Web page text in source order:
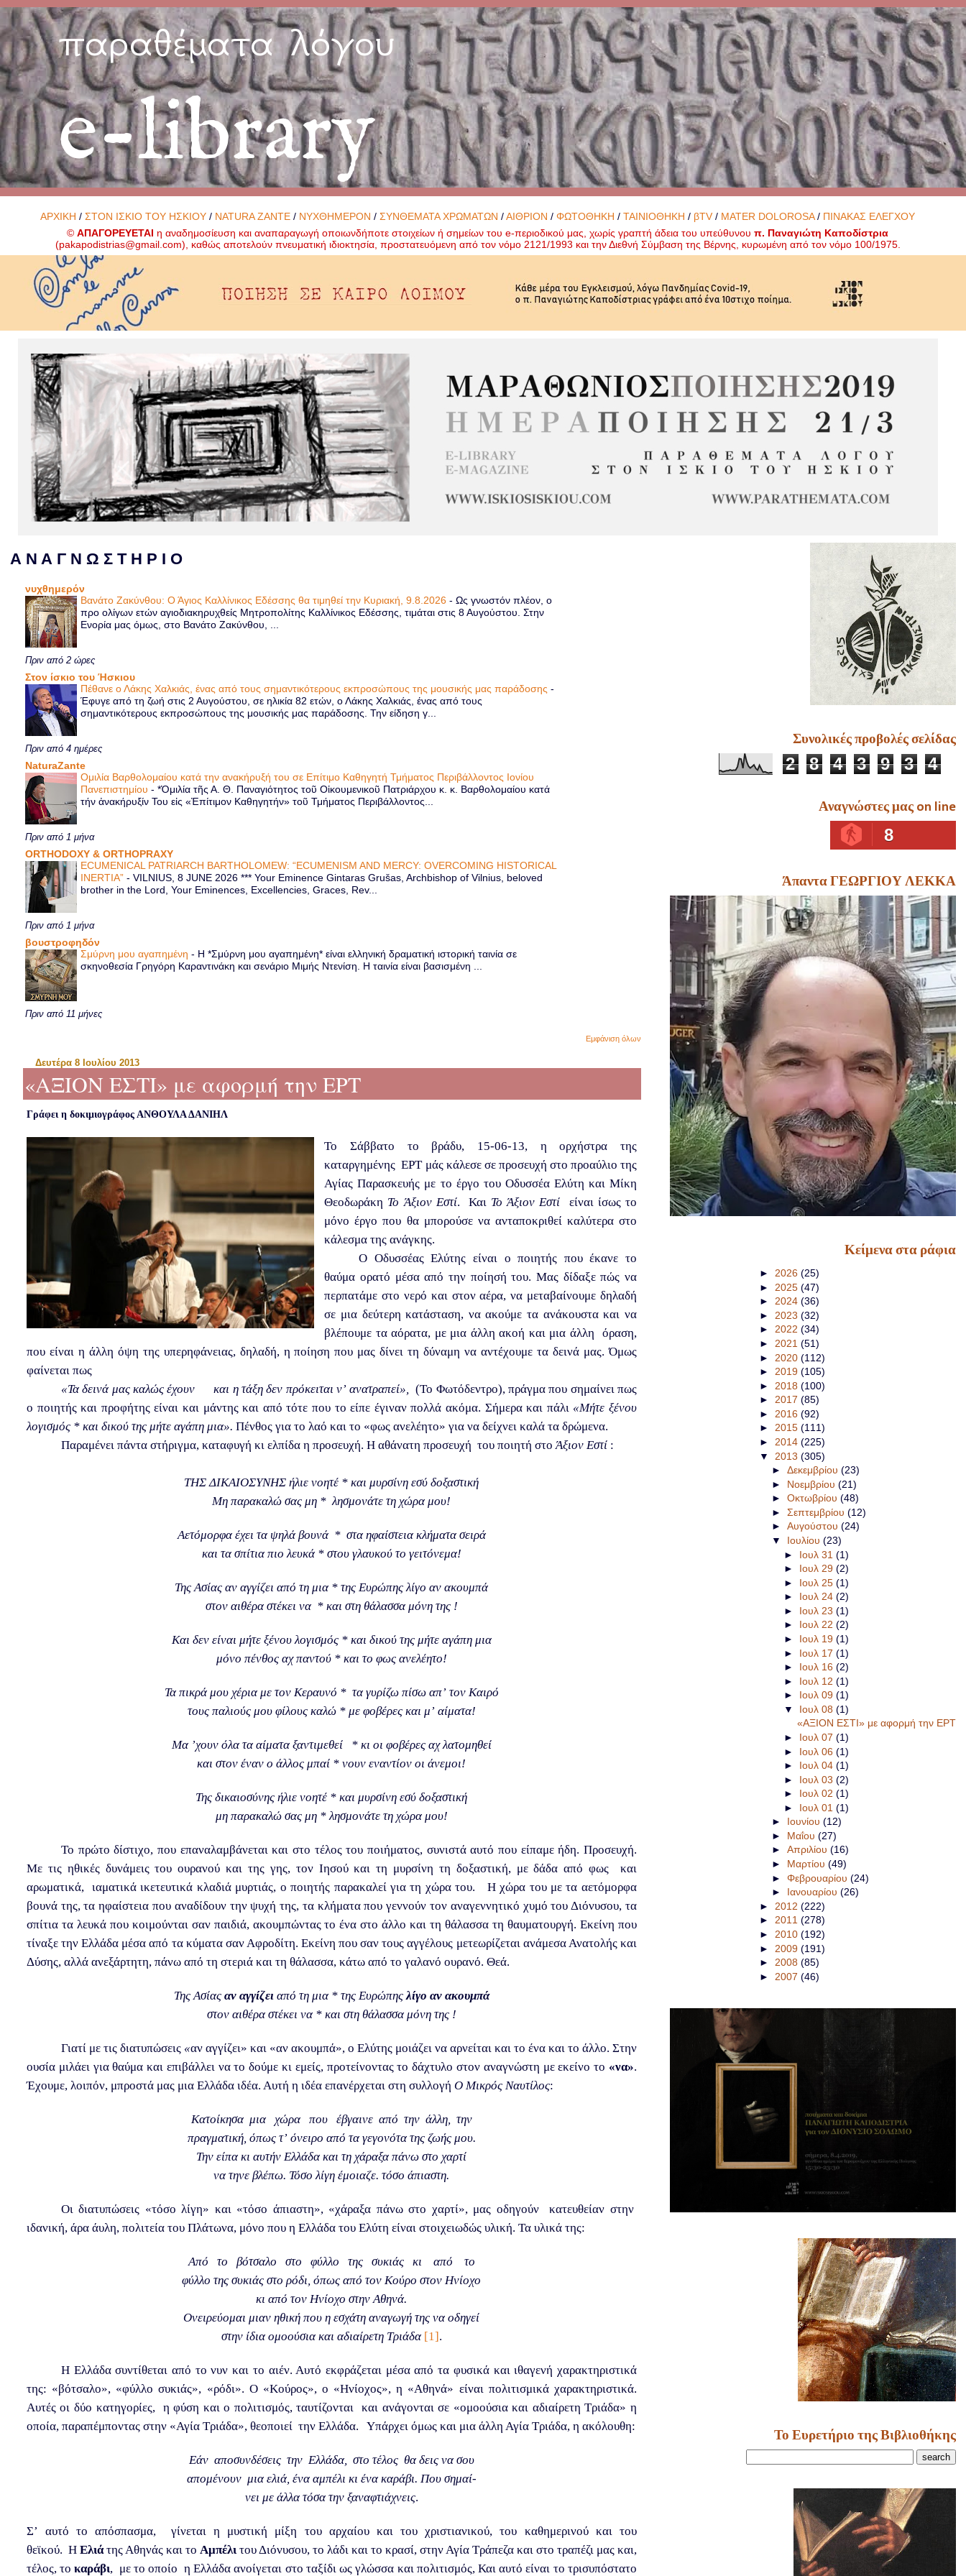
παραθέματα λόγου
e-library
ΑΡΧΙΚΗ /ΣΤΟΝ ΙΣΚΙΟ ΤΟΥ ΗΣΚΙΟΥ / NATURA ZANTE / ΝΥΧΘΗΜΕΡΟΝ /ΣΥΝΘΕΜΑΤΑ ΧΡΩΜΑΤΩΝ /ΑΙΘΡΙΟΝ /ΦΩΤΟΘΗΚΗ /ΤΑΙΝΙΟΘΗΚΗ / βTV / MATER DOLOROSA/ ΠΙΝΑΚΑΣ ΕΛΕΓΧΟΥ
©ΑΠΑΓΟΡΕΥΕΤΑΙ η αναδημοσίευση και αναπαραγωγή οποιωνδήποτε στοιχείων ή σημείων του e-περιοδικού μας, χωρίς γραπτή άδεια του υπεύθυνουπ. Παναγιώτη Καποδίστρια
(pakapodistrias@gmail.com), καθώς αποτελούν πνευματική ιδιοκτησία, προστατευόμενη από τον νόμο 2121/1993 και την Διεθνή Σύμβαση της Βέρνης, κυρωμένη από τον νόμο 100/1975.
Α Ν Α Γ Ν Ω Σ Τ Η Ρ Ι Ο
νυχθημερόν
Βανάτο Ζακύνθου: Ο Άγιος Καλλίνικος Εδέσσης θα τιμηθεί την Κυριακή, 9.8.2026-Ως γνωστόν πλέον, ο
προ ολίγων ετών αγιοδιακηρυχθείς Μητροπολίτης Καλλίνικος Εδέσσης, τιμάται στις 8 Αυγούστου. Στην
Ενορία μας όμως, στο Βανάτο Ζακύνθου, ...
Πριν από 2 ώρες
Στον ίσκιο του Ήσκιου
Πέθανε ο Λάκης Χαλκιάς, ένας από τους σημαντικότερους εκπροσώπους της μουσικής μας παράδοσης-
Έφυγε από τη ζωή στις 2 Αυγούστου, σε ηλικία 82 ετών, ο Λάκης Χαλκιάς, ένας από τους
σημαντικότερους εκπροσώπους της μουσικής μας παράδοσης. Την είδηση γ...
Πριν από 4 ημέρες
NaturaZante
Ομιλία Βαρθολομαίου κατά την ανακήρυξή του σε Επίτιμο Καθηγητή Τμήματος Περιβάλλοντος Ιονίου
Πανεπιστημίου-*Ὁμιλία τῆς Α. Θ. Παναγιότητος τοῦ Οἰκουμενικοῦ Πατριάρχου κ. κ. Βαρθολομαίου κατά
τήν ἀνακήρυξίν Του εἰς «Ἐπίτιμον Καθηγητήν» τοῦ Τμήματος Περιβάλλοντος...
Πριν από 1 μήνα
ORTHODOXY & ORTHOPRAXY
ECUMENICAL PATRIARCH BARTHOLOMEW: “ECUMENISM AND MERCY: OVERCOMING HISTORICAL
INERTIA”-VILNIUS, 8 JUNE 2026 *** Your Eminence Gintaras Grušas, Archbishop of Vilnius, beloved
brother in the Lord, Your Eminences, Excellencies, Graces, Rev...
Πριν από 1 μήνα
βουστροφηδόν
Σμύρνη μου αγαπημένη- Η *Σμύρνη μου αγαπημένη* είναι ελληνική δραματική ιστορική ταινία σε
σκηνοθεσία Γρηγόρη Καραντινάκη και σενάριο Μιμής Ντενίση. Η ταινία είναι βασισμένη ...
Πριν από 11 μήνες
Εμφάνιση όλων
Δευτέρα 8 Ιουλίου 2013
«ΑΞΙΟΝ ΕΣΤΙ» με αφορμή την ΕΡΤ
Γράφει η δοκιμιογράφος ΑΝΘΟΥΛΑ ΔΑΝΙΗΛ
Το Σάββατο το βράδυ, 15-06-13, η ορχήστρα της
καταργημένης ΕΡΤ μάς κάλεσε σε προσευχή στο προαύλιο της
Αγίας Παρασκευής με το έργο του Οδυσσέα Ελύτη και Μίκη
Θεοδωράκη Το Άξιον Εστί. Και Το Άξιον Εστί είναι ίσως το
μόνο έργο που θα μπορούσε να ανταποκριθεί καλύτερα στο
κάλεσμα της ανάγκης.
Ο Οδυσσέας Ελύτης είναι ο ποιητής που έκανε το
θαύμα ορατό μέσα από την ποίησή του. Μας δίδαξε πώς να
περπατάμε στο νερό και στον αέρα, να μεταβαίνουμε δηλαδή
σε μια δεύτερη κατάσταση, να ακούμε τα ανάκουστα και να
βλέπουμε τα αόρατα, με μια άλλη ακοή και μια άλλη όραση,
που είναι η άλλη όψη της υπερηφάνειας, δηλαδή, η ποίηση που μας δίνει τη δύναμη να αντέχουμε τα δεινά μας. Όμως
φαίνεται πως
«Τα δεινά μας καλώς έχουν και η τάξη δεν πρόκειται ν’ ανατραπεί»,
(Το Φωτόδεντρο), πράγμα που σημαίνει πως
ο ποιητής και προφήτης είναι και μάντης και από τότε που το είπε έγιναν πολλά ακόμα. Σήμερα και πάλι «Μήτε ξένου
λογισμός * και δικού της μήτε αγάπη μια». Πένθος για το λαό και το «φως ανελέητο» για να δείχνει καλά τα δρώμενα.
Παραμένει πάντα στήριγμα, καταφυγή κι ελπίδα η προσευχή. Η αθάνατη προσευχή του ποιητή στο Άξιον Εστί:
ΤΗΣ ΔΙΚΑΙΟΣΥΝΗΣ ήλιε νοητέ * και μυρσίνη εσύ δοξαστική
Μη παρακαλώ σας μη * λησμονάτε τη χώρα μου!
Αετόμορφα έχει τα ψηλά βουνά * στα ηφαίστεια κλήματα σειρά
και τα σπίτια πιο λευκά * στου γλαυκού το γειτόνεμα!
Της Ασίας αν αγγίζει από τη μια * της Ευρώπης λίγο αν ακουμπά
στον αιθέρα στέκει να * και στη θάλασσα μόνη της !
Και δεν είναι μήτε ξένου λογισμός * και δικού της μήτε αγάπη μια
μόνο πένθος αχ παντού * και το φως ανελέητο!
Τα πικρά μου χέρια με τον Κεραυνό * τα γυρίζω πίσω απ’ τον Καιρό
τους παλιούς μου φίλους καλώ * με φοβέρες και μ’ αίματα!
Μα ’χουν όλα τα αίματα ξαντιμεθεί * κι οι φοβέρες αχ λατομηθεί
και στον έναν ο άλλος μπαί * νουν εναντίον οι άνεμοι!
Της δικαιοσύνης ήλιε νοητέ * και μυρσίνη εσύ δοξαστική
μη παρακαλώ σας μη * λησμονάτε τη χώρα μου!
Το πρώτο δίστιχο, που επαναλαμβάνεται και στο τέλος του ποιήματος, συνιστά αυτό που είπαμε ήδη. Προσευχή.
Με τις ηθικές δυνάμεις του ουρανού και της γης, τον Ιησού και τη μυρσίνη τη δοξαστική, με δάδα από φως και
αρωματικά, ιαματικά ικετευτικά κλαδιά μυρτιάς, ο ποιητής παρακαλεί για τη χώρα του. Η χώρα του με τα αετόμορφα
βουνά της, τα ηφαίστεια που αναδίδουν την ψυχή της, τα κλήματα που γεννούν τον αναγεννητικό χυμό του Διόνυσου, τα
σπίτια τα λευκά που κοιμούνται σαν παιδιά, ακουμπώντας το ένα στο άλλο και τη θάλασσα τη θαυματουργή. Εκείνη που
τίναξε την Ελλάδα μέσα από τα κύματα σαν Αφροδίτη. Εκείνη που σαν τους αγγέλους μετεωρίζεται ανάμεσα Ανατολής και
Δύσης, αλλά ανεξάρτητη, πάνω από τη στεριά και τη θάλασσα, κάτω από το γαλανό ουρανό. Θεά.
Της Ασίας αν αγγίζει από τη μια * της Ευρώπης λίγο αν ακουμπά
στον αιθέρα στέκει να * και στη θάλασσα μόνη της !
Γιατί με τις διατυπώσεις «αν αγγίζει» και «αν ακουμπά», ο Ελύτης μοιάζει να αρνείται και το ένα και το άλλο. Στην
ουσία μιλάει για θαύμα και επιβάλλει να το δούμε κι εμείς, προτείνοντας το δάχτυλο στον αναγνώστη με εκείνο το «να».
Έχουμε, λοιπόν, μπροστά μας μια Ελλάδα ιδέα. Αυτή η ιδέα επανέρχεται στη συλλογή Ο Μικρός Ναυτίλος:
Κατοίκησα μια χώρα που έβγαινε από την άλλη, την
πραγματική, όπως τ’ όνειρο από τα γεγονότα της ζωής μου.
Την είπα κι αυτήν Ελλάδα και τη χάραξα πάνω στο χαρτί
να τηνε βλέπω. Τόσο λίγη έμοιαζε. τόσο άπιαστη.
Οι διατυπώσεις «τόσο λίγη» και «τόσο άπιαστη», «χάραξα πάνω στο χαρτί», μας οδηγούν κατευθείαν στην
ιδανική, άρα άυλη, πολιτεία του Πλάτωνα, μόνο που η Ελλάδα του Ελύτη είναι στοιχειωδώς υλική. Τα υλικά της:
Από το βότσαλο στο φύλλο της συκιάς κι από το
φύλλο της συκιάς στο ρόδι, όπως από τον Κούρο στον Ηνίοχο
κι από τον Ηνίοχο στην Αθηνά.
Ονειρεύομαι μιαν ηθική που η εσχάτη αναγωγή της να οδηγεί
στην ίδια ομοούσια και αδιαίρετη Τριάδα [1].
Η Ελλάδα συντίθεται από το νυν και το αιέν. Αυτό εκφράζεται μέσα από τα φυσικά και ιθαγενή χαρακτηριστικά
της: «βότσαλο», «φύλλο συκιάς», «ρόδι». Ο «Κούρος», ο «Ηνίοχος», η «Αθηνά» είναι πολιτισμικά χαρακτηριστικά.
Αυτές οι δύο κατηγορίες, η φύση και ο πολιτισμός, ταυτίζονται και ανάγονται σε «ομοούσια και αδιαίρετη Τριάδα» η
οποία, παραπέμποντας στην «Αγία Τριάδα», θεοποιεί την Ελλάδα. Υπάρχει όμως και μια άλλη Αγία Τριάδα, η ακόλουθη:
Εάν αποσυνδέσεις την Ελλάδα, στο τέλος θα δεις να σου
απομένουν μια ελιά, ένα αμπέλι κι ένα καράβι. Που σημαί-
νει με άλλα τόσα την ξαναφτιάχνεις.
Σ’ αυτό το απόσπασμα, γίνεται η μυστική μίξη του αρχαίου και του χριστιανικού, του καθημερινού και του
θεϊκού. Η Ελιάτης Αθηνάς και το Αμπέλιτου Διόνυσου, το λάδι και το κρασί, στην Αγία Τράπεζα και στο τραπέζι μας και,
τέλος, τοκαράβι, με το οποίο η Ελλάδα ανοίγεται στο ταξίδι ως γλώσσα και πολιτισμός, Και αυτό είναι το τρισυπόστατο
Συνολικές προβολές σελίδας
2 8 4 3 9 3 4
Αναγνώστες μας on line
8
Άπαντα ΓΕΩΡΓΙΟΥ ΛΕΚΚΑ
Κείμενα στα ράφια
► 2026 (25)
► 2025 (47)
► 2024 (36)
► 2023 (32)
► 2022 (34)
► 2021 (51)
► 2020 (112)
► 2019 (105)
► 2018 (100)
► 2017 (85)
► 2016 (92)
► 2015 (111)
► 2014 (225)
▼ 2013 (305)
► Δεκεμβρίου (23)
► Νοεμβρίου (21)
► Οκτωβρίου (48)
► Σεπτεμβρίου (12)
► Αυγούστου (24)
▼ Ιουλίου (23)
► Ιουλ 31(1)
► Ιουλ 29(2)
► Ιουλ 25(1)
► Ιουλ 24(2)
► Ιουλ 23(1)
► Ιουλ 22(2)
► Ιουλ 19(1)
► Ιουλ 17(1)
► Ιουλ 16(2)
► Ιουλ 12(1)
► Ιουλ 09(1)
▼ Ιουλ 08(1)
«ΑΞΙΟΝ ΕΣΤΙ» με αφορμή την ΕΡΤ
► Ιουλ 07(1)
► Ιουλ 06(1)
► Ιουλ 04(1)
► Ιουλ 03(2)
► Ιουλ 02(1)
► Ιουλ 01(1)
► Ιουνίου (12)
► Μαΐου (27)
► Απριλίου (16)
► Μαρτίου (49)
► Φεβρουαρίου (24)
► Ιανουαρίου (26)
► 2012 (222)
► 2011 (278)
► 2010 (192)
► 2009 (191)
► 2008 (85)
► 2007 (46)
Το Ευρετήριο της Βιβλιοθήκης